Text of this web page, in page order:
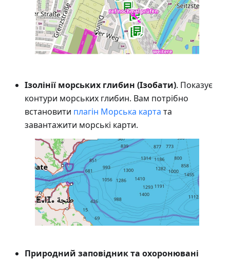
Ізолінії морських глибин (Ізобати). Показує
контури морських глибин. Вам потрібно
встановити плагін Морська карта та
завантажити морські карти.
Природний заповідник та охоронювані